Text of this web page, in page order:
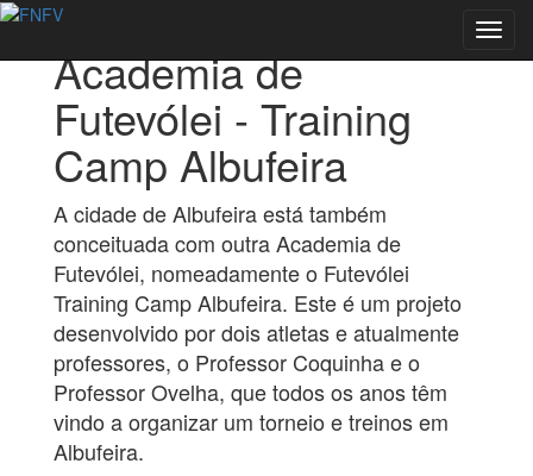
Academia de
Futevólei - Training
Camp Albufeira
A cidade de Albufeira está também
conceituada com outra Academia de
Futevólei, nomeadamente o Futevólei
Training Camp Albufeira. Este é um projeto
desenvolvido por dois atletas e atualmente
professores, o Professor Coquinha e o
Professor Ovelha, que todos os anos têm
vindo a organizar um torneio e treinos em
Albufeira.